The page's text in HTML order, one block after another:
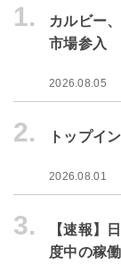
1.
カルビー
市場参入
2026.08.05
2. トップイ
2026.08.01
3.
【速報】
度中の稼